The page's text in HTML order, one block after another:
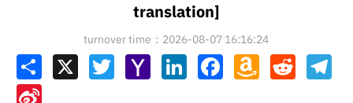
translation]
turnover time：2026-08-07 16:16:24
Share X TwitterYahoo
Mail
LinkedInFacebookAmazon
Wish
Reddit
Sina